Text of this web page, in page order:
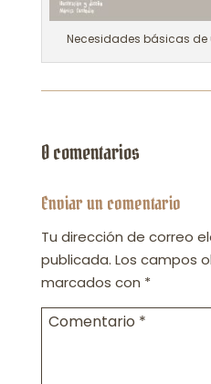
Necesidades básicas de
0 comentarios
Enviar un comentario
Tu dirección de correo
publicada. Los campos
marcados con *